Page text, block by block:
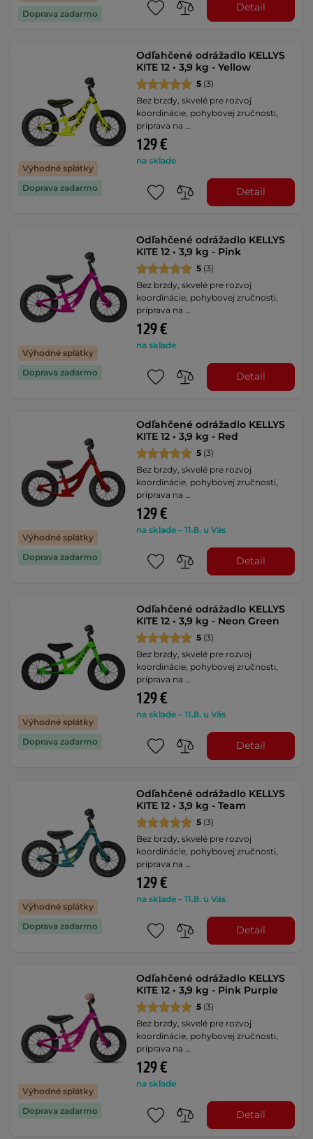
Doprava zadarmo Detail
Výhodné splátky
Doprava zadarmo
Odľahčené odrážadlo KELLYS
KITE 12 • 3,9 kg - Yellow
5 (3)
Bez brzdy, skvelé pre rozvoj
koordinácie, pohybovej zručnosti,
príprava na …
129 €
na sklade
Detail
Výhodné splátky
Doprava zadarmo
Odľahčené odrážadlo KELLYS
KITE 12 • 3,9 kg - Pink
5 (3)
Bez brzdy, skvelé pre rozvoj
koordinácie, pohybovej zručnosti,
príprava na …
129 €
na sklade
Detail
Výhodné splátky
Doprava zadarmo
Odľahčené odrážadlo KELLYS
KITE 12 • 3,9 kg - Red
5 (3)
Bez brzdy, skvelé pre rozvoj
koordinácie, pohybovej zručnosti,
príprava na …
129 €
na sklade – 11.8. u Vás
Detail
Výhodné splátky
Doprava zadarmo
Odľahčené odrážadlo KELLYS
KITE 12 • 3,9 kg - Neon Green
5 (3)
Bez brzdy, skvelé pre rozvoj
koordinácie, pohybovej zručnosti,
príprava na …
129 €
na sklade – 11.8. u Vás
Detail
Výhodné splátky
Doprava zadarmo
Odľahčené odrážadlo KELLYS
KITE 12 • 3,9 kg - Team
5 (3)
Bez brzdy, skvelé pre rozvoj
koordinácie, pohybovej zručnosti,
príprava na …
129 €
na sklade – 11.8. u Vás
Detail
Výhodné splátky
Doprava zadarmo
Odľahčené odrážadlo KELLYS
KITE 12 • 3,9 kg - Pink Purple
5 (3)
Bez brzdy, skvelé pre rozvoj
koordinácie, pohybovej zručnosti,
príprava na …
129 €
na sklade
Detail